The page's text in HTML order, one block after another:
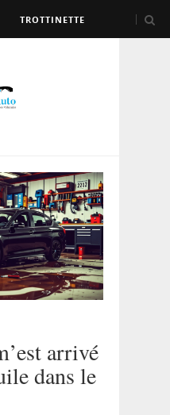
TROTTINETTE
arrivé
dans le